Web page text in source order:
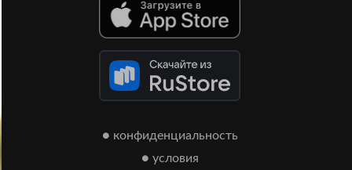
● конфиденциальность
● условия